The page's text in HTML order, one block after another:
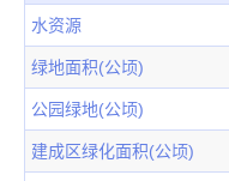
水资源
绿地面积(公顷)
公园绿地(公顷)
建成区绿化面积(公顷)